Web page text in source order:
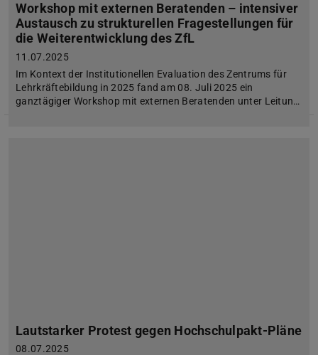
Workshop mit externen Beratenden – intensiver
Austausch zu strukturellen Fragestellungen für
die Weiterentwicklung des ZfL
11.07.2025
Im Kontext der Institutionellen Evaluation des Zentrums für
Lehrkräftebildung in 2025 fand am 08. Juli 2025 ein
ganztägiger Workshop mit externen Beratenden unter Leitun…
Lautstarker Protest gegen Hochschulpakt-Pläne
08.07.2025